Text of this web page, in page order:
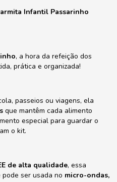
Infantil Passarinho
, a hora da refeição dos
prática e organizada!
passeios ou viagens, ela
que mantêm cada alimento
especial para guardar o
o kit.
de alta qualidade, essa
ser usada no micro-ondas,